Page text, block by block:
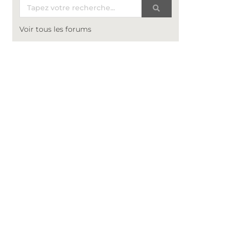
Voir tous les forums